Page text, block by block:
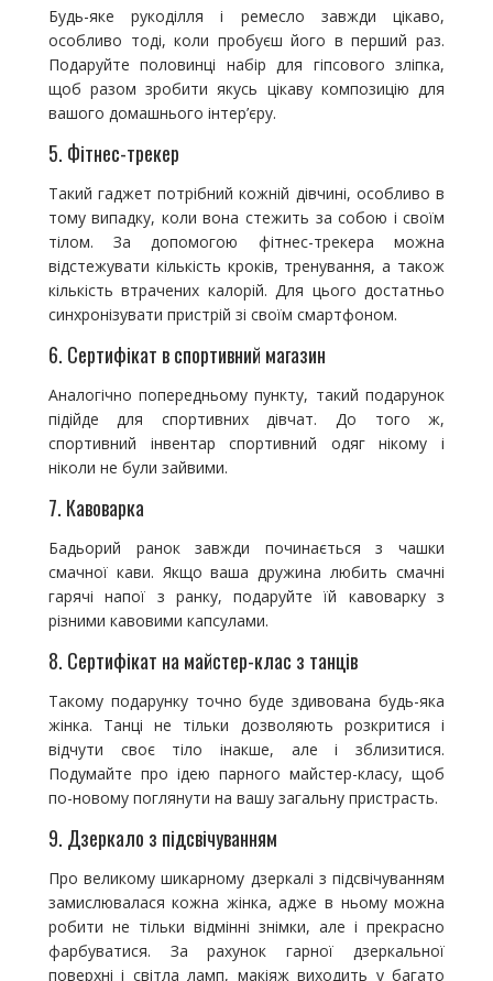
Будь-яке рукоділля і ремесло завжди цікаво,
особливо тоді, коли пробуєш його в перший раз.
Подаруйте половинці набір для гіпсового зліпка,
щоб разом зробити якусь цікаву композицію для
вашого домашнього інтер’єру.
5. Фітнес-трекер
Такий гаджет потрібний кожній дівчині, особливо в
тому випадку, коли вона стежить за собою і своїм
тілом. За допомогою фітнес-трекера можна
відстежувати кількість кроків, тренування, а також
кількість втрачених калорій. Для цього достатньо
синхронізувати пристрій зі своїм смартфоном.
6. Сертифікат в спортивний магазин
Аналогічно попередньому пункту, такий подарунок
підійде для спортивних дівчат. До того ж,
спортивний інвентар спортивний одяг нікому і
ніколи не були зайвими.
7. Кавоварка
Бадьорий ранок завжди починається з чашки
смачної кави. Якщо ваша дружина любить смачні
гарячі напої з ранку, подаруйте їй кавоварку з
різними кавовими капсулами.
8. Сертифікат на майстер-клас з танців
Такому подарунку точно буде здивована будь-яка
жінка. Танці не тільки дозволяють розкритися і
відчути своє тіло інакше, але і зблизитися.
Подумайте про ідею парного майстер-класу, щоб
по-новому поглянути на вашу загальну пристрасть.
9. Дзеркало з підсвічуванням
Про великому шикарному дзеркалі з підсвічуванням
замислювалася кожна жінка, адже в ньому можна
робити не тільки відмінні знімки, але і прекрасно
фарбуватися. За рахунок гарної дзеркальної
поверхні і світла ламп, макіяж виходить у багато